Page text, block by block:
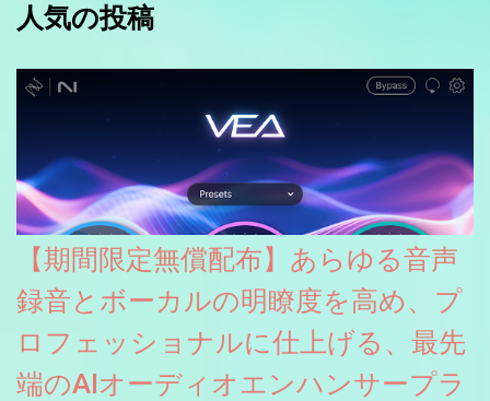
人気の投稿
【期間限定無償配布】あらゆる音声
録音とボーカルの明瞭度を高め、プ
ロフェッショナルに仕上げる、最先
端のAIオーディオエンハンサープラ